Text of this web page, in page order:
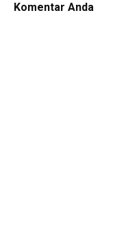
Komentar Anda